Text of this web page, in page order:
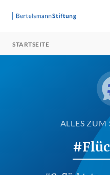
STARTSEITE
ALLES ZUM